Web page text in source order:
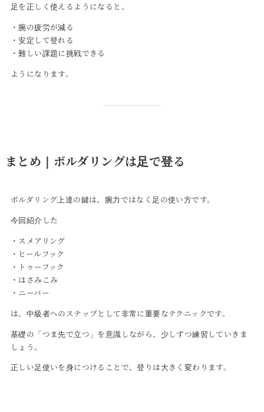
足を正しく使えるようになると、
・腕の疲労が減る
・安定して登れる
・難しい課題に挑戦できる
ようになります。
まとめ｜ボルダリングは足で登る
ボルダリング上達の鍵は、腕力ではなく足の使い方です。
今回紹介した
・スメアリング
・ヒールフック
・トゥーフック
・はさみこみ
・ニーバー
は、中級者へのステップとして非常に重要なテクニックです。
基礎の「つま先で立つ」を意識しながら、少しずつ練習していきま
しょう。
正しい足使いを身につけることで、登りは大きく変わります。